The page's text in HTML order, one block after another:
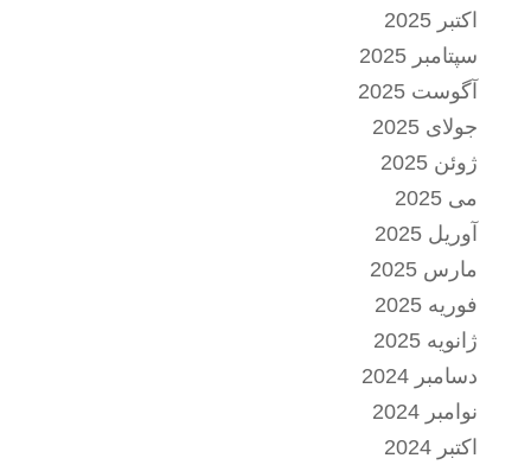
اکتبر 2025
سپتامبر 2025
آگوست 2025
جولای 2025
ژوئن 2025
می 2025
آوریل 2025
مارس 2025
فوریه 2025
ژانویه 2025
دسامبر 2024
نوامبر 2024
اکتبر 2024